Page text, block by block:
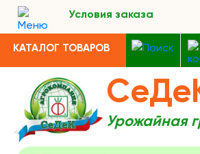
Условия заказа
КАТАЛОГ ТОВАРОВ
Урожайная